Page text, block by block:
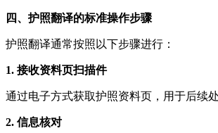
四、护照翻译的标准操作步骤
护照翻译通常按照以下步骤进行：
1. 接收资料页扫描件
通过电子方式获取护照资料页，用于后续处
2. 信息核对